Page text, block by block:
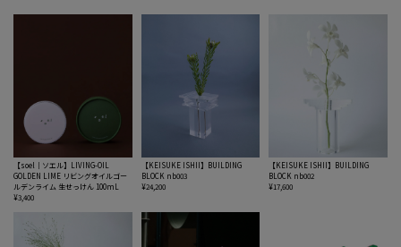
【soel｜ソエル】LIVING-OIL
GOLDEN LIME リビングオイルゴー
ルデンライム 生せっけん 100mL
¥3,400
【KEISUKE ISHII】BUILDING
BLOCK nb003
¥24,200
【KEISUKE ISHII】BUILDING
BLOCK nb002
¥17,600